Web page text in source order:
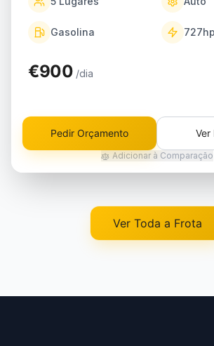
Gasolina 727hp
€900 /dia
Pedir Orçamento Ver
Adicionar à Comparação
Ver Toda a Frota